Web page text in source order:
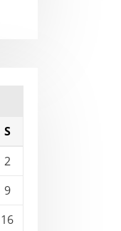
S
2
9
16